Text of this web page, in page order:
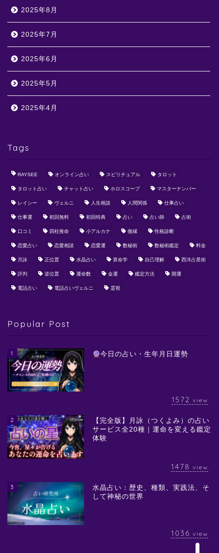
2025年8月
2025年7月
2025年6月
2025年5月
2025年4月
Tags
RAYSEE オンライン占い スピリチュアル タロット
タロット占い チャット占い ホロスコープ マスターナンバー
レイシー ヴェルニ 人生相談 人間関係 仕事占い
仕事運 初回無料 初回特典 占い 占い師 占術
口コミ 四柱推命 小アルカナ 復縁 性格診断
恋愛占い 恋愛相談 恋愛運 数秘術 数秘術鑑定 料金
月詠 正位置 水晶占い 算命学 自己理解 西洋占星術
評判 逆位置 運命数 金運 鑑定方法 開運
電話占い 電話占いヴェルニ 霊視
Popular Post
1 今日の占い・生年月日運勢
1572 view
2
【完全版】月詠（つくよみ）の占い
サービス全20種｜運命を変える鑑定
体験
1478 view
3
水晶占い：歴史、種類、実践法、そ
して神秘の世界
1036 view